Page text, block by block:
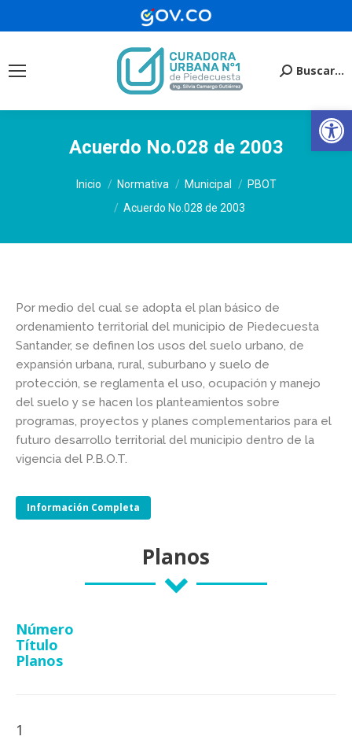
Buscar:
Buscar...
Acuerdo No.028 de 2003
Inicio Normativa Municipal
PBOT
Acuerdo No.028 de 2003
Por medio del cual se adopta el plan básico de
ordenamiento territorial del municipio de Piedecuesta
Santander, se definen los usos del suelo urbano, de
expansión urbana, rural, suburbano y suelo de
protección, se reglamenta el uso, ocupación y manejo
del suelo y se hacen los planteamientos sobre
programas, proyectos y planes complementarios para el
futuro desarrollo territorial del municipio dentro de la
vigencia del P.B.O.T.
Información Completa
Planos
Número
Título
Planos
1